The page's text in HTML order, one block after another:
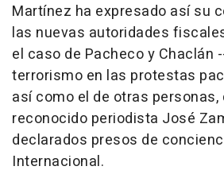
Martínez ha expresado así su
las nuevas autoridades
el caso de Pacheco y Chaclán
terrorismo en las protestas
así como el de otras personas,
reconocido periodista José
declarados presos de
Internacional.